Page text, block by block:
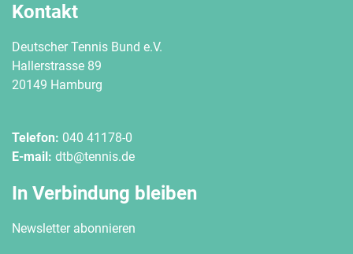
Kontakt
Deutscher Tennis Bund e.V.
Hallerstrasse 89
20149 Hamburg
Telefon: 040 41178-0
E-mail: dtb@tennis.de
In Verbindung bleiben
Newsletter abonnieren